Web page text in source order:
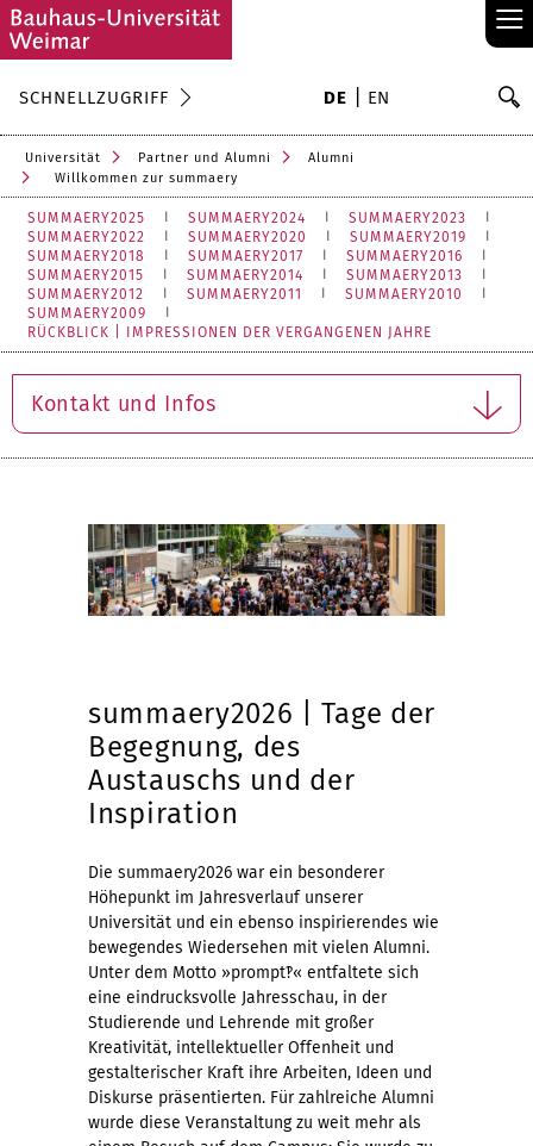
≡
SCHNELLZUGRIFF DE EN
Universität Partner und Alumni
Alumni
Willkommen zur summaery
SUMMAERY2025 SUMMAERY2024
SUMMAERY2023
SUMMAERY2022
SUMMAERY2020
SUMMAERY2019
SUMMAERY2018
SUMMAERY2017
SUMMAERY2016
SUMMAERY2015
SUMMAERY2014
SUMMAERY2013
SUMMAERY2012
SUMMAERY2011
SUMMAERY2010
SUMMAERY2009
RÜCKBLICK | IMPRESSIONEN DER VERGANGENEN JAHRE
Kontakt und Infos
summaery2026 | Tage der
Begegnung, des
Austauschs und der
Inspiration
Die summaery2026 war ein besonderer
Höhepunkt im Jahresverlauf unserer
Universität und ein ebenso inspirierendes wie
bewegendes Wiedersehen mit vielen Alumni.
Unter dem Motto »prompt‽« entfaltete sich
eine eindrucksvolle Jahresschau, in der
Studierende und Lehrende mit großer
Kreativität, intellektueller Offenheit und
gestalterischer Kraft ihre Arbeiten, Ideen und
Diskurse präsentierten. Für zahlreiche Alumni
wurde diese Veranstaltung zu weit mehr als